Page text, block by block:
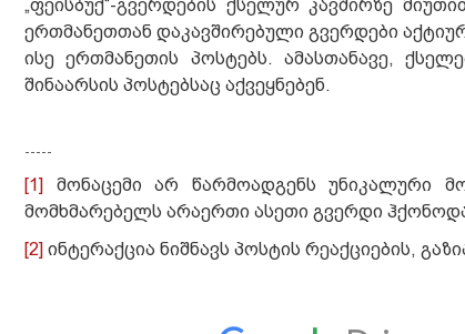
„ფეისბუქ“-გვერდების ქსელურ კავშირზე
ერთმანეთთან დაკავშირებული გვერდები
ისე ერთმანეთის პოსტებს. ამასთანავე,
შინაარსის პოსტებსაც აქვეყნებენ.
-----
[1]
მონაცემი არ წარმოადგენს უნიკალური
მომხმარებელს არაერთი ასეთი გვერდი
[2] ინტერაქცია ნიშნავს პოსტის რეაქციების,